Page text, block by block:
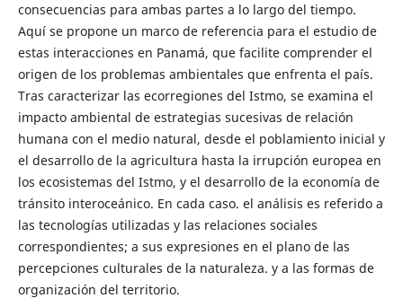
consecuencias para ambas partes a lo largo del tiempo.
Aquí se propone un marco de referencia para el estudio de
estas interacciones en Panamá, que facilite comprender el
origen de los problemas ambientales que enfrenta el país.
Tras caracterizar las ecorregiones del Istmo, se examina el
impacto ambiental de estrategias sucesivas de relación
humana con el medio natural, desde el poblamiento inicial y
el desarrollo de la agricultura hasta la irrupción europea en
los ecosistemas del Istmo, y el desarrollo de la economía de
tránsito interoceánico. En cada caso. el análisis es referido a
las tecnologías utilizadas y las relaciones sociales
correspondientes; a sus expresiones en el plano de las
percepciones culturales de la naturaleza. y a las formas de
organización del territorio.